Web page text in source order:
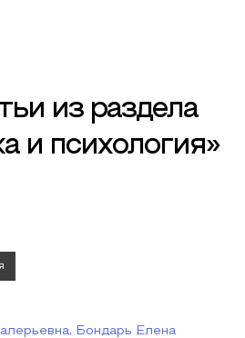
из раздела
и психология»
Бондарь Елена